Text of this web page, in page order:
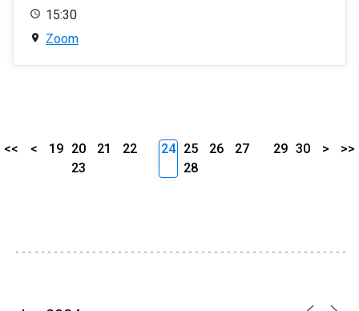
15:30
Zoom
<< < 19 20 21
22
23
24 25 26
27
28
29 30 > >>